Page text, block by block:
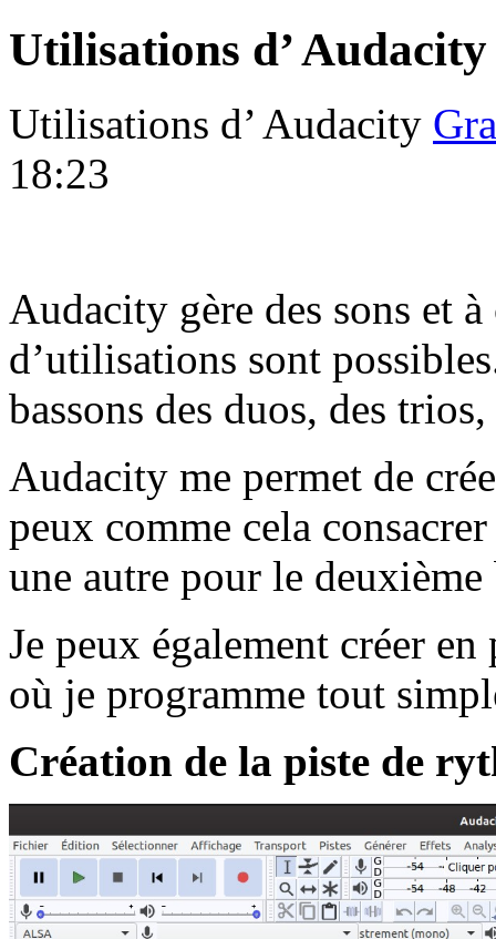
Utilisations d’ Audacity
Utilisations d’ Audacity
18:23
Audacity gère des sons et
d’utilisations sont
bassons des duos, des
Audacity me permet de
peux comme cela
une autre pour le
Je peux également créer
où je programme tout
Création de la piste de